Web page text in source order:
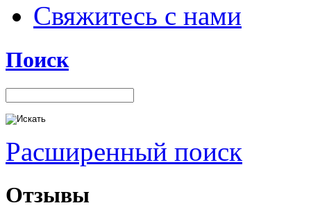
Свяжитесь с нами
Поиск
Расширенный поиск
Отзывы